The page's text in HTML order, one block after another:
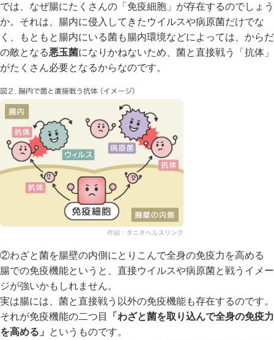
では、なぜ腸にたくさんの「免疫細胞」が存在するのでしょう
か。それは、腸内に侵入してきたウイルスや病原菌だけでな
く、もともと腸内にいる菌も腸内環境などによっては、からだ
の敵となる悪玉菌になりかねないため、菌と直接戦う「抗体」
がたくさん必要となるからなのです。
②わざと菌を腸壁の内側にとりこんで全身の免疫力を高める
腸での免疫機能というと、直接ウイルスや病原菌と戦うイメー
ジが強いかもしれません。
実は腸には、菌と直接戦う以外の免疫機能も存在するのです。
それが免疫機能の二つ目
「わざと菌を取り込んで全身の免疫力
を高める」
というものです。